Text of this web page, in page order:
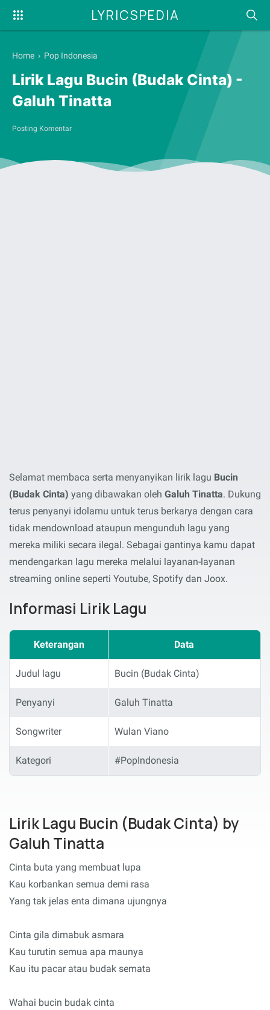
LYRICSPEDIA
Home › Pop Indonesia
Lirik Lagu Bucin (Budak Cinta) -
Galuh Tinatta
Posting Komentar
Selamat membaca serta menyanyikan lirik lagu Bucin
(Budak Cinta) yang dibawakan oleh Galuh Tinatta. Dukung
terus penyanyi idolamu untuk terus berkarya dengan cara
tidak mendownload ataupun mengunduh lagu yang
mereka miliki secara ilegal. Sebagai gantinya kamu dapat
mendengarkan lagu mereka melalui layanan-layanan
streaming online seperti Youtube, Spotify dan Joox.
Informasi Lirik Lagu
Keterangan Data
Judul lagu Bucin (Budak Cinta)
Penyanyi Galuh Tinatta
Songwriter Wulan Viano
Kategori #PopIndonesia
Lirik Lagu Bucin (Budak Cinta) by
Galuh Tinatta
Cinta buta yang membuat lupa
Kau korbankan semua demi rasa
Yang tak jelas enta dimana ujungnya
Cinta gila dimabuk asmara
Kau turutin semua apa maunya
Kau itu pacar atau budak semata
Wahai bucin budak cinta